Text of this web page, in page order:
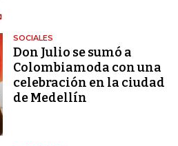
SOCIALES
Don Julio se sumó a
Colombiamoda con una
celebración en la ciudad
de Medellín